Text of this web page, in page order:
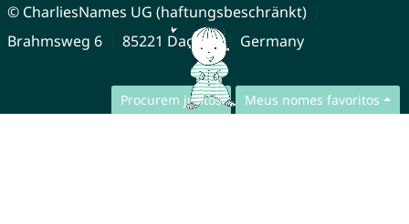
Procurem juntos Meus nomes favoritos
© CharliesNames UG (haftungsbeschränkt)
Brahmsweg 6
85221 Dachau Germany